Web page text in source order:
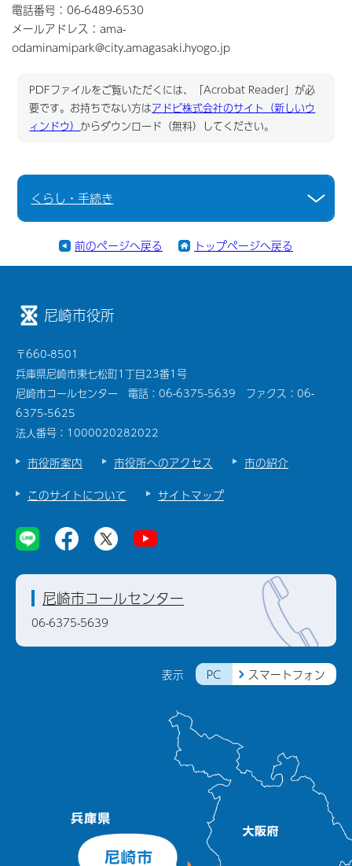
電話番号：06-6489-6530
メールアドレス：ama-
odaminamipark@city.amagasaki.hyogo.jp
PDFファイルをご覧いただくには、「Acrobat Reader」が必
要です。お持ちでない方はアドビ株式会社のサイト（新しいウ
ィンドウ） からダウンロード（無料）してください。
くらし・手続き
前のページへ戻る トップページへ戻る
尼崎市役所
〒660-8501
兵庫県尼崎市東七松町1丁目23番1号
尼崎市コールセンター 電話：06-6375-5639 ファクス：06-
6375-5625
法人番号：1000020282022
市役所案内 市役所へのアクセス
市の紹介
このサイトについて
サイトマップ
表示 PC スマートフォン
尼崎市コールセンター
06-6375-5639